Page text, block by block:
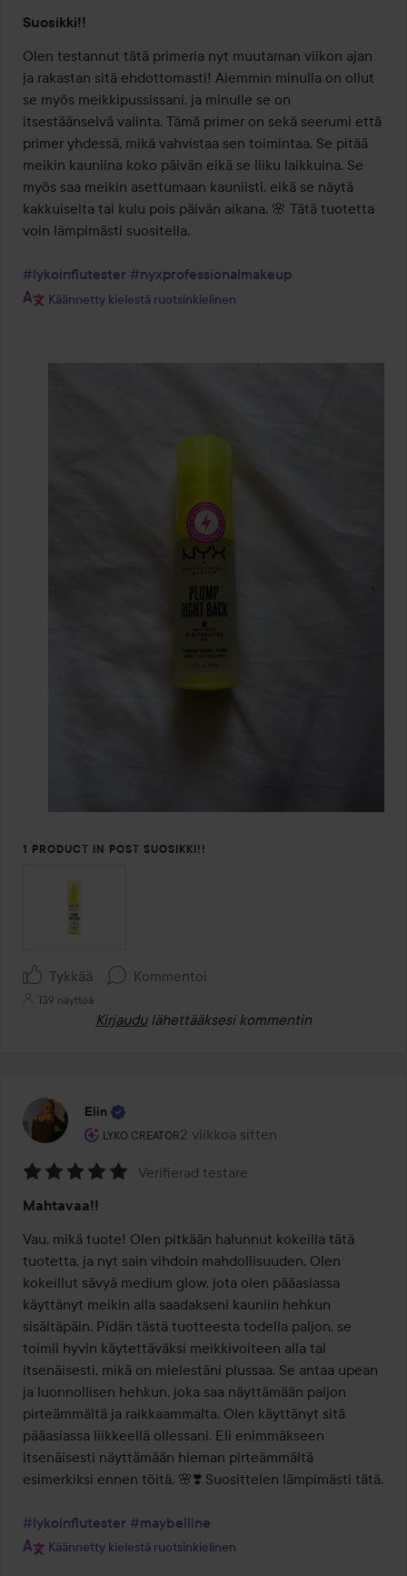
5
/
5
Suosikki!!
Olen testannut tätä primeria nyt muutaman viikon ajan
ja rakastan sitä ehdottomasti! Aiemmin minulla on ollut
se myös meikkipussissani, ja minulle se on
itsestäänselvä valinta. Tämä primer on sekä seerumi että
primer yhdessä, mikä vahvistaa sen toimintaa. Se pitää
meikin kauniina koko päivän eikä se liiku laikkuina. Se
myös saa meikin asettumaan kauniisti, eikä se näytä
kakkuiselta tai kulu pois päivän aikana. 🌸 Tätä tuotetta
voin lämpimästi suositella.
#lykoinflutester #nyxprofessionalmakeup
Käännetty kielestä ruotsinkielinen
1 PRODUCT IN POST SUOSIKKI!!
Tykkää Kommentoi
139 näyttöä
Kirjaudu lähettääksesi kommentin
Elin
LYKO CREATOR
Käyttäjän rooli: Lyko Creator.
2 viikkoa sitten
Viesti luotiin 2 viikkoa sitten
5
/
5
Verifierad testare
Mahtavaa!!
Vau, mikä tuote! Olen pitkään halunnut kokeilla tätä
tuotetta, ja nyt sain vihdoin mahdollisuuden. Olen
kokeillut sävyä medium glow, jota olen pääasiassa
käyttänyt meikin alla saadakseni kauniin hehkun
sisältäpäin. Pidän tästä tuotteesta todella paljon, se
toimii hyvin käytettäväksi meikkivoiteen alla tai
itsenäisesti, mikä on mielestäni plussaa. Se antaa upean
ja luonnollisen hehkun, joka saa näyttämään paljon
pirteämmältä ja raikkaammalta. Olen käyttänyt sitä
pääasiassa liikkeellä ollessani. Eli enimmäkseen
itsenäisesti näyttämään hieman pirteämmältä
esimerkiksi ennen töitä. 🌸❣️ Suosittelen lämpimästi tätä.
#lykoinflutester #maybelline
Käännetty kielestä ruotsinkielinen